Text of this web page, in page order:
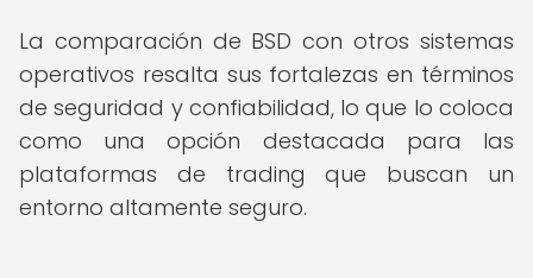
La comparación de BSD con otros sistemas
operativos resalta sus fortalezas en términos
de seguridad y confiabilidad, lo que lo coloca
como una opción destacada para las
plataformas de trading que buscan un
entorno altamente seguro.